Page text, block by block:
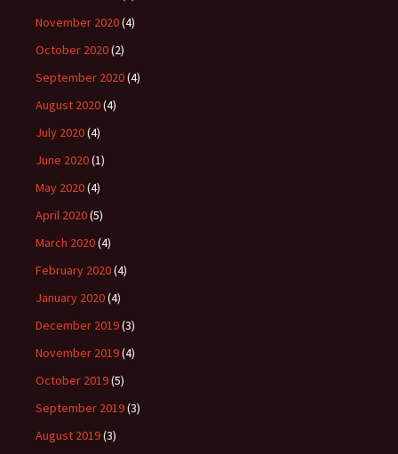
November 2020(4)
October 2020(2)
September 2020(4)
August 2020(4)
July 2020(4)
June 2020(1)
May 2020(4)
April 2020(5)
March 2020(4)
February 2020(4)
January 2020(4)
December 2019(3)
November 2019(4)
October 2019(5)
September 2019(3)
August 2019(3)